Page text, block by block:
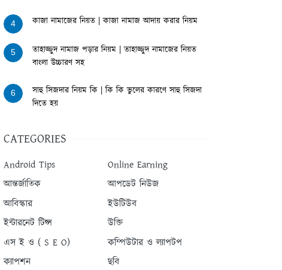
4 কাজা নামাজের নিয়ত | কাজা নামাজ আদায় করার নিয়ম
5
তাহাজ্জুদ নামাজ পড়ার নিয়ম | তাহাজ্জুদ নামাজের নিয়ত
বাংলা উচ্চারণ সহ
6
সাহু সিজদার নিয়ম কি | কি কি ভুলের কারণে সাহু সিজদা
দিতে হয়
CATEGORIES
Android Tips
Online Earning
আন্তর্জাতিক
আপডেট নিউজ
আবিস্কার
ইউটিউব
ইন্টারনেট টিপ্স
উক্তি
এস ই ও ( S E O)
কম্পিউটার ও ল্যাপটপ
ক্যাপশন
ছবি